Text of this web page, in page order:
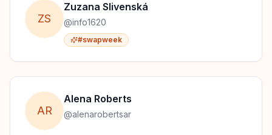
ZS
Zuzana Slivenská
@info1620
#swapweek
AR
Alena Roberts
@alenarobertsar